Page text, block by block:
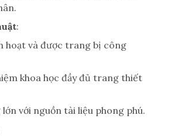
:
hoạt và được trang bị công
khoa học đầy đủ trang thiết
với nguồn tài liệu phong phú.